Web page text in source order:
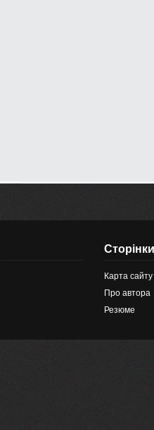
Сторінки
Карта сайту
Про автора
Резюме